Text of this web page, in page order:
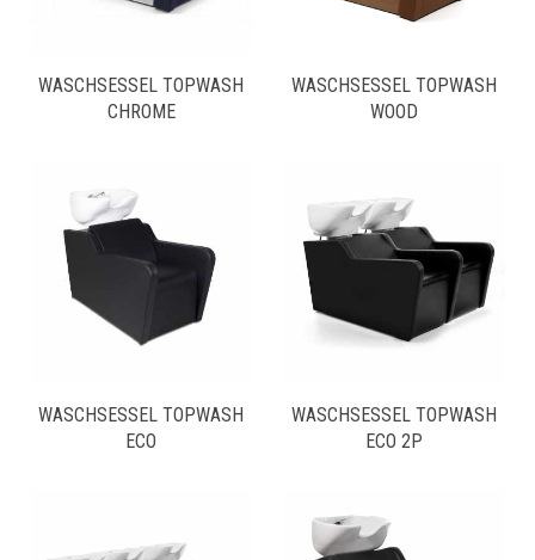
WASCHSESSEL TOPWASH
CHROME
WASCHSESSEL TOPWASH
WOOD
WASCHSESSEL TOPWASH
ECO
WASCHSESSEL TOPWASH
ECO 2P